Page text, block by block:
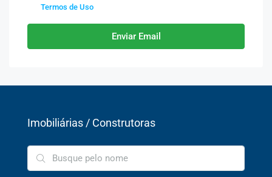
Termos de Uso
Enviar Email
Imobiliárias / Construtoras